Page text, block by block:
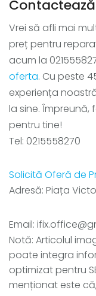
Vrei să afli mai
preț pentru
acum la
oferta. Cu peste
experiența
la sine.
pentru tine!
Tel: 0215558270
Solicită Oferă de
Adresă: Piața
Email:
Notă: Articolul
poate integra
optimizat pentru
menționat este